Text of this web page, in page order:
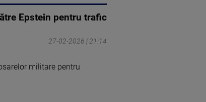
Epstein pentru trafic
27-02-2026 | 21:14
militare pentru